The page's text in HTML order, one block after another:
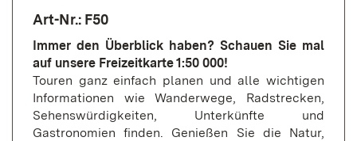
Art-Nr.: F50
Immer den Überblick haben? Schauen Sie mal
auf unsere Freizeitkarte 1:50 000!
Touren ganz einfach planen und alle wichtigen
Informationen wie Wanderwege, Radstrecken,
Sehenswürdigkeiten, Unterkünfte und
Gastronomien finden. Genießen Sie die Natur,